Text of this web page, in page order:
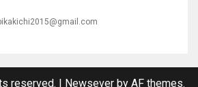
reserved. | Newseverby AF themes.